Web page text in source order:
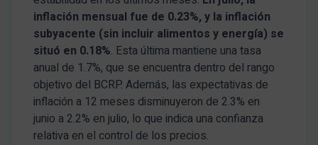
inflación mensual fue de 0.23%, y la inflación
subyacente (sin incluir alimentos y energía) se
situó en 0.18%. Esta última mantiene una tasa
anual de 1.7%, que se encuentra dentro del rango
objetivo del BCRP. Además, las expectativas de
inflación a 12 meses disminuyeron de 2.3% en
junio a 2.2% en julio, lo que indica una confianza
relativa en el control de los precios.